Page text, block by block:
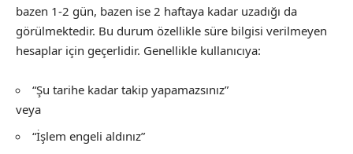
bazen 1-2 gün, bazen ise 2 haftaya kadar uzadığı da
görülmektedir. Bu durum özellikle süre bilgisi verilmeyen
hesaplar için geçerlidir. Genellikle kullanıcıya:
“Şu tarihe kadar takip yapamazsınız”
veya
“İşlem engeli aldınız”